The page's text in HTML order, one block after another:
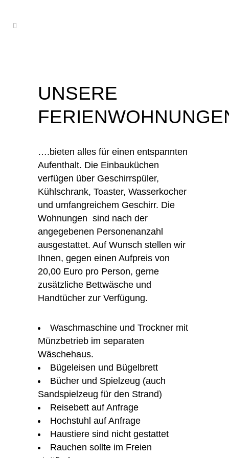
UNSERE
….bieten alles für einen entspannten
Aufenthalt. Die Einbauküchen
verfügen über Geschirrspüler,
Kühlschrank, Toaster, Wasserkocher
und umfangreichem Geschirr. Die
Wohnungen sind nach der
angegebenen Personenanzahl
ausgestattet. Auf Wunsch stellen wir
Ihnen, gegen einen Aufpreis von
20,00 Euro pro Person, gerne
zusätzliche Bettwäsche und
Handtücher zur Verfügung.
Waschmaschine und Trockner mit
Münzbetrieb im separaten
Wäschehaus.
Bügeleisen und Bügelbrett
Bücher und Spielzeug (auch
Sandspielzeug für den Strand)
Reisebett auf Anfrage
Hochstuhl auf Anfrage
Haustiere sind nicht gestattet
Rauchen sollte im Freien